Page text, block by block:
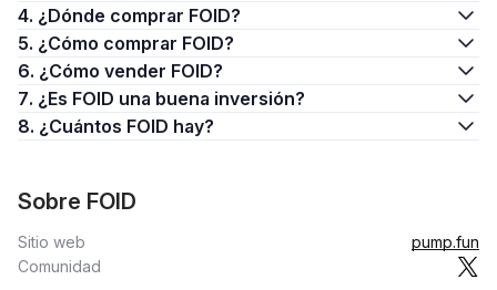
4. ¿Dónde comprar FOID?
5. ¿Cómo comprar FOID?
6. ¿Cómo vender FOID?
7. ¿Es FOID una buena inversión?
8. ¿Cuántos FOID hay?
Sobre FOID
Sitio web
pump.fun
Comunidad